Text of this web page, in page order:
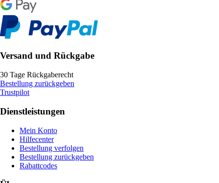
Versand und Rückgabe
30 Tage Rückgaberecht
Bestellung zurückgeben
Trustpilot
Dienstleistungen
Mein Konto
Hilfecenter
Bestellung verfolgen
Bestellung zurückgeben
Rabattcodes